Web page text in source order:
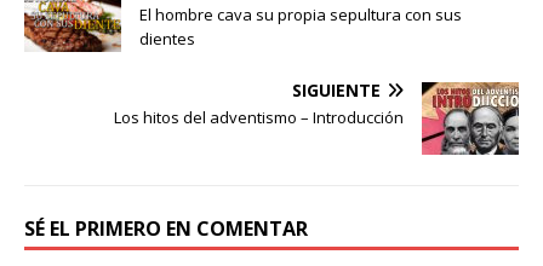
El hombre cava su propia sepultura con sus
dientes
SIGUIENTE
Los hitos del adventismo – Introducción
SÉ EL PRIMERO EN COMENTAR